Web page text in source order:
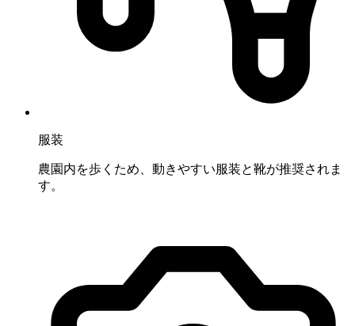
服装
農園内を歩くため、動きやすい服装と靴が推奨されま
す。